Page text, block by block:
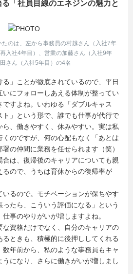
「社員目線のエネジンの魅力と
のは、左から事務員の村越さん（入社7年
入社4年目）、営業の加藤さん（入社9年
さん（入社5年目）の4名
」ことが徹底されているので、平日
いにフォローしあえる体制が整ってい
すよね。いわゆる「ダブルキャス
ト」という形で、誰でも仕事が代行で
ら、働きやすく、休みやすい。実は私
くのですが、何の心配もなく「あとは
の仲間に業務を任せられます（笑）
合は、復帰後のキャリアについても親
ので、うちは育休からの復帰率が
るので。モチベーションが保ちやす
たら、こういう評価になる」という
事のやりがいが増しますよね。
資格だけでなく、自分のキャリアの
ときも、積極的に後押ししてくれる
年前から、私のような事務員もキャ
うになり、さらに働きがいが増しまし